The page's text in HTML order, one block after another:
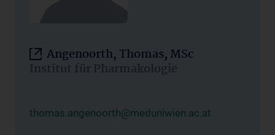
Angenoorth, Thomas, MSc
Institut für Pharmakologie
thomas.angenoorth@meduniwien.ac.at